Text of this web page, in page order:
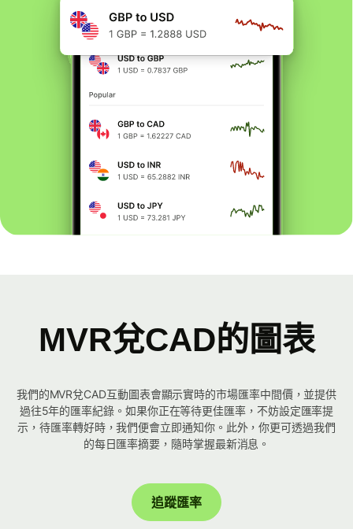
MVR兌CAD的圖表
我們的MVR兌CAD互動圖表會顯示實時的市場匯率中間價，並提供
過往5年的匯率紀錄。如果你正在等待更佳匯率，不妨設定匯率提
示，待匯率轉好時，我們便會立即通知你。此外，你更可透過我們
的每日匯率摘要，隨時掌握最新消息。
追蹤匯率